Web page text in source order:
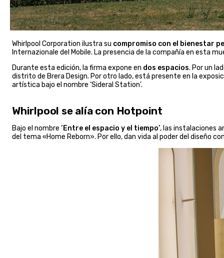
Whirlpool Corporation ilustra su compromiso con el bienestar
Internazionale del Mobile. La presencia de la compañía en esta
Durante esta edición, la firma expone en dos espacios. Por un
distrito de Brera Design. Por otro lado, está presente en la
artística bajo el nombre ‘Sideral Station’.
Whirlpool se alía con Hotpoint
Bajo el nombre ‘Entre el espacio y el tiempo’, las instalaciones
del tema «Home Reborn». Por ello, dan vida al poder del diseño